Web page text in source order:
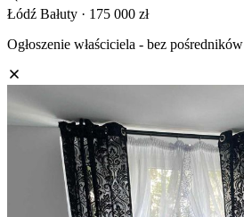
Łódź Bałuty · 175 000 zł
Ogłoszenie właściciela - bez pośredników